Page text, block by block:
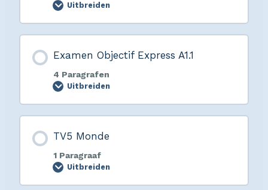
Uitbreiden
Examen Objectif Express A1.1
4 Paragrafen
Uitbreiden
TV5 Monde
1 Paragraaf
Uitbreiden